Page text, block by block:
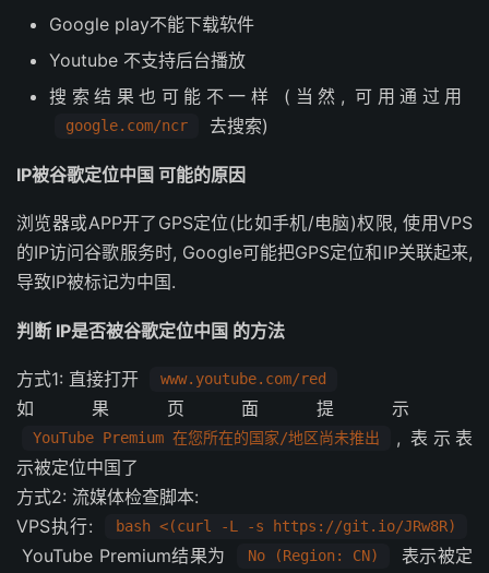
Google play不能下载软件
Youtube 不支持后台播放
搜索结果也可能不一样 (当然, 可用通过用
google.com/ncr 去搜索)
IP被谷歌定位中国 可能的原因
浏览器或APP开了GPS定位(比如手机/电脑)权限, 使用VPS
的IP访问谷歌服务时, Google可能把GPS定位和IP关联起来,
导致IP被标记为中国.
判断 IP是否被谷歌定位中国 的方法
方式1: 直接打开 www.youtube.com/red
如果页面提示
YouTube Premium 在您所在的国家/地区尚未推出
, 表示表
示被定位中国了
方式2: 流媒体检查脚本:
VPS执行:
bash <(curl -L -s https://git.io/JRw8R)
YouTube Premium结果为 No (Region: CN)
表示被定